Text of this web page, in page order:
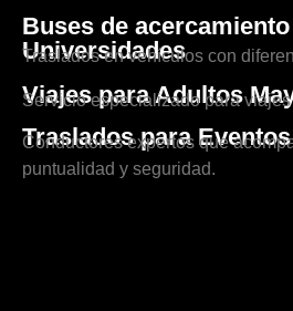
Buses de
Universidades
Traslados en vehículos con
Viajes para Adultos
Servicio especializado para
Traslados para
Conductores expertos que
puntualidad y seguridad.